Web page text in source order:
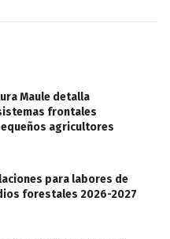
Maule detalla
frontales
agricultores
para labores de
forestales 2026-2027